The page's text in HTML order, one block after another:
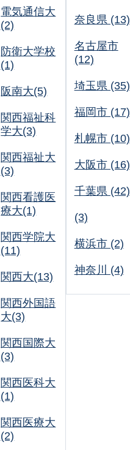
電気通信大
(2)
防衛大学校
(1)
阪南大(5)
関西福祉科
学大(3)
関西福祉大
(3)
関西看護医
療大(1)
関西学院大
(11)
関西大(13)
関西外国語
大(3)
関西国際大
(3)
関西医科大
(1)
関西医療大
(2)
奈良県 (13)
名古屋市
(12)
埼玉県 (35)
福岡市 (17)
札幌市 (10)
大阪市 (16)
千葉県 (42)
(3)
横浜市 (2)
神奈川 (4)